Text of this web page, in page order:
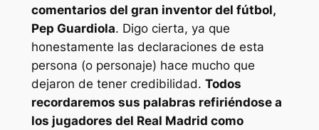
comentarios del gran inventor del fútbol,
Pep Guardiola. Digo cierta, ya que
honestamente las declaraciones de esta
persona (o personaje) hace mucho que
dejaron de tener credibilidad. Todos
recordaremos sus palabras refiriéndose a
los jugadores del Real Madrid como